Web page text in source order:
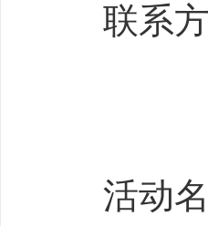
联系
活动